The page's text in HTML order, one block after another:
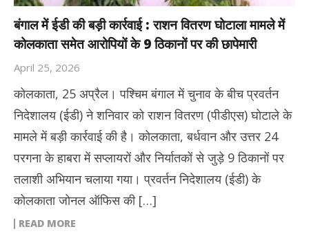
बंगाल में ईडी की बड़ी कार्रवाई : राशन वितरण घोटाला मामले में
कोलकाता समेत आरोपियों के 9 ठिकानों पर की छापेमारी
April 25, 2026
कोलकाता, 25 अप्रैल। पश्चिम बंगाल में चुनाव के बीच प्रवर्तन
निदेशालय (ईडी) ने शनिवार को राशन वितरण (पीडीएस) घोटाले के
मामले में बड़ी कार्रवाई की है। कोलकाता, बर्धवान और उत्तर 24
परगना के हाबरा में सप्लायरों और निर्यातकों से जुड़े 9 ठिकानों पर
तलाशी अभियान चलाया गया। प्रवर्तन निदेशालय (ईडी) के
कोलकाता जोनल ऑफिस की […]
READ MORE